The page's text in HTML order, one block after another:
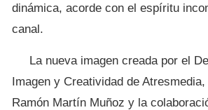
dinámica, acorde con el espíritu
canal.
La nueva imagen creada por el
Imagen y Creatividad de
Ramón Martín Muñoz y la